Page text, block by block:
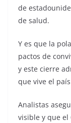
de
de salud.
Y es que la
pactos de
y este cierre
que vive el
Analistas
visible y que el